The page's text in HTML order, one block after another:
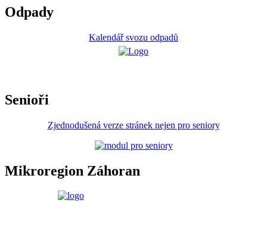
Odpady
Kalendář svozu odpadů
Senioři
Zjednodušená verze stránek nejen pro seniory
Mikroregion Záhoran